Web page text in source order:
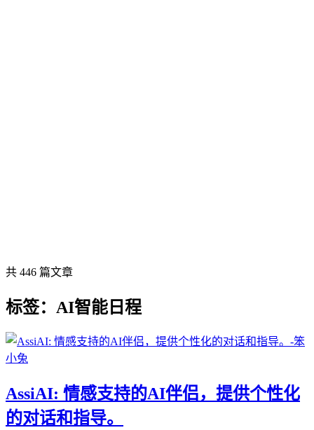
共 446 篇文章
标签：AI智能日程
AssiAI: 情感支持的AI伴侣，提供个性化
的对话和指导。